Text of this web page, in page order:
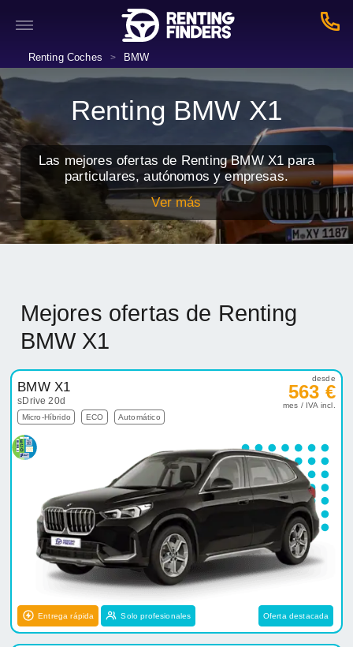
Renting Coches > BMW
Renting BMW X1
Las mejores ofertas de Renting BMW X1 para
particulares, autónomos y empresas.
Ver más
Mejores ofertas de Renting
BMW X1
BMW X1
sDrive 20d
Micro-Híbrido ECO Automático
desde
563 €
mes / IVA incl.
Entrega rápida Solo profesionales Oferta destacada